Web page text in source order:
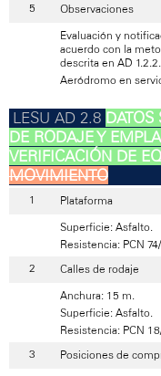
Observaciones
Evaluación y
acuerdo con la
descrita en AD 1.2.2.
Aeródromo en
DATOS
DE RODAJE Y
VERIFICACIÓN DE
MOVIMIENTO
Plataforma
Superficie: Asfalto.
Resistencia: PCN
Calles de rodaje
Anchura: 15 m.
Superficie: Asfalto.
Resistencia: PCN
Posiciones de